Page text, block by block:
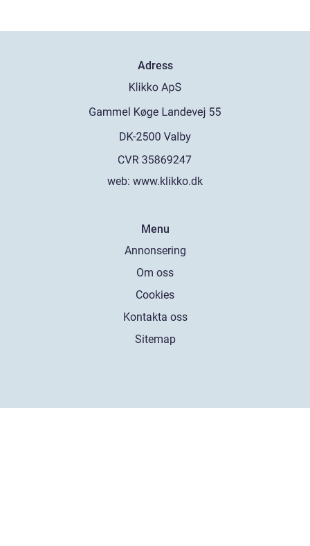
Adress
web: www.klikko.dk
Menu
Annonsering
Om oss
Cookies
Kontakta oss
Sitemap